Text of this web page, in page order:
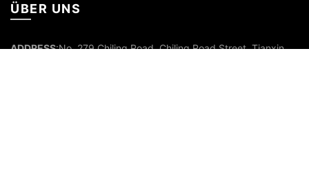
ÜBER UNS
ADDRESS:No. 279 Chiling Road, Chiling Road Street, Tianxin